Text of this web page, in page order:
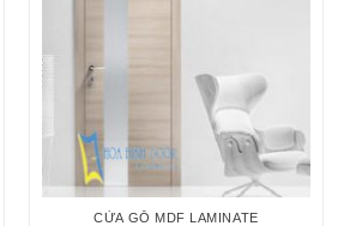
CỬA GỖ MDF LAMINATE